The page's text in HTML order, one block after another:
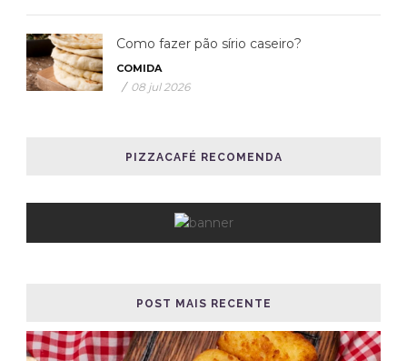
Como fazer pão sírio caseiro?
COMIDA
/ 08 jul 2026
PIZZACAFÉ RECOMENDA
POST MAIS RECENTE